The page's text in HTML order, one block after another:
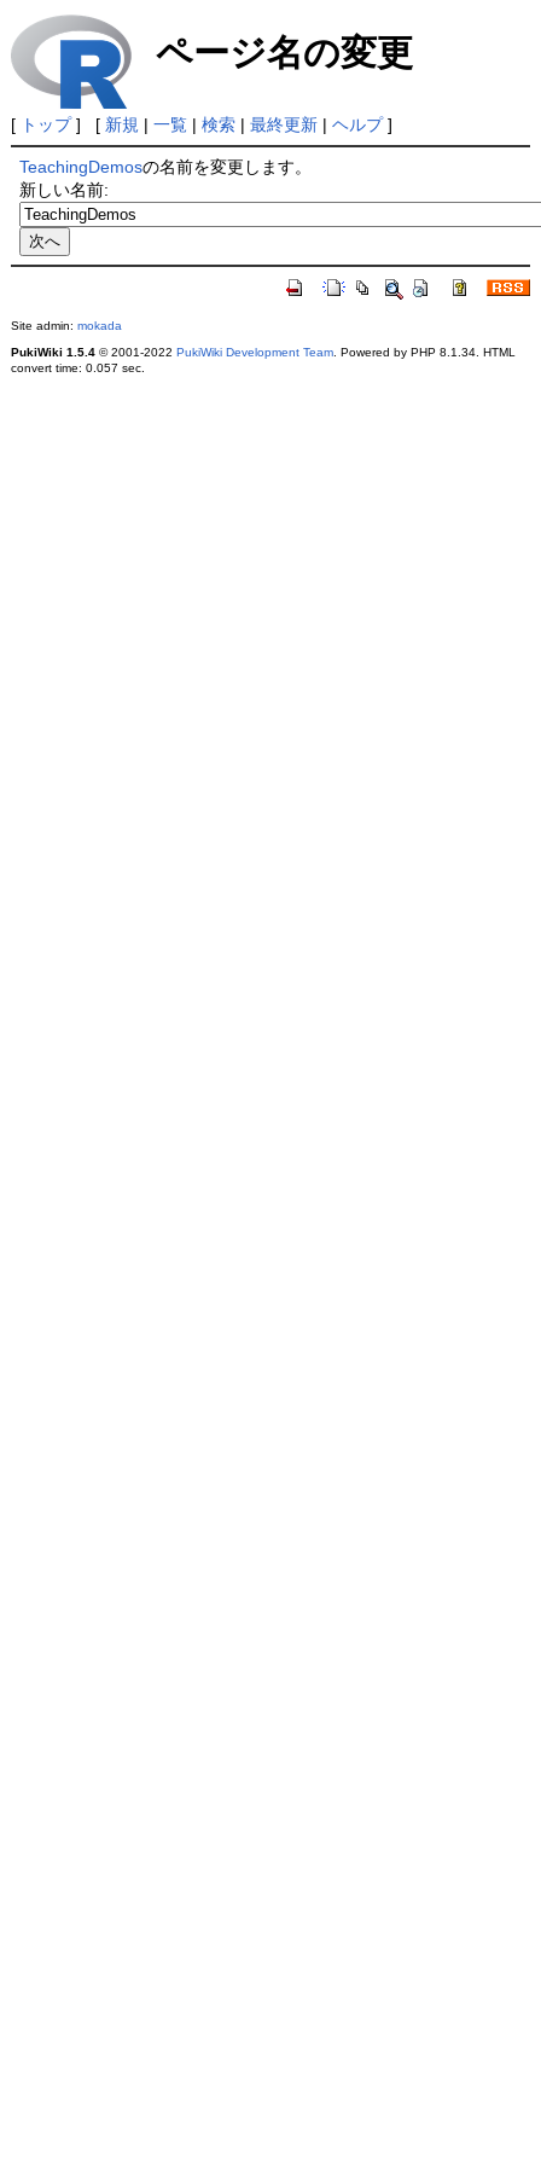
ページ名の変更
[ トップ] [ 新規 | 一覧| 検索| 最終更新| ヘルプ]
TeachingDemosの名前を変更します。
新しい名前:
Site admin: mokada
PukiWiki 1.5.4© 2001-2022 PukiWiki Development Team. Powered by PHP 8.1.34. HTML
convert time: 0.057 sec.